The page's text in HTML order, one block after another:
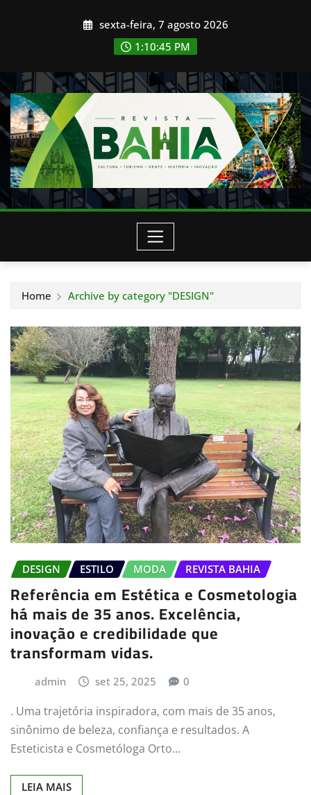
sexta-feira, 7 agosto 2026
1:10:46 PM
Home Archive by category "DESIGN"
DESIGN ESTILO MODA REVISTA BAHIA
Referência em Estética e Cosmetologia
há mais de 35 anos. Excelência,
inovação e credibilidade que
transformam vidas.
admin set 25, 2025 0
. Uma trajetória inspiradora, com mais de 35 anos,
sinônimo de beleza, confiança e resultados. A
Esteticista e Cosmetóloga Orto…
LEIA MAIS